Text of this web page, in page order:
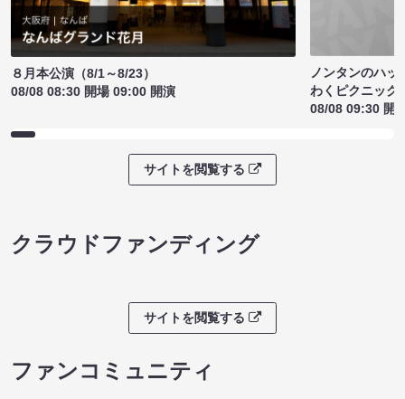
８月本公演（8/1～8/23）
08/08 08:30 開場 09:00 開演
ノンタンのハッ
わくピクニック
08/08 09:30 開
サイトを閲覧する
クラウドファンディング
サイトを閲覧する
ファンコミュニティ